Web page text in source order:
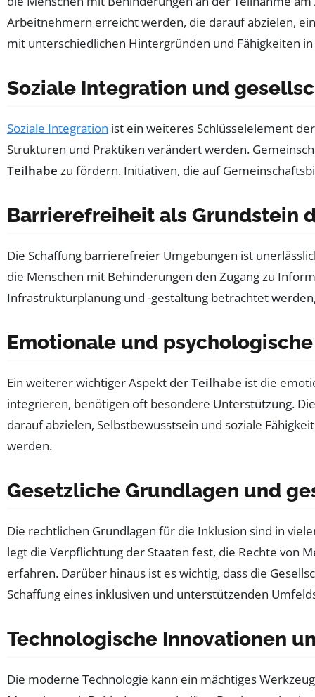
Arbeitnehmern erreicht werden, die darauf abzielen,
mit unterschiedlichen Hintergründen und Fähigkeiten
Soziale Integration und
Soziale Integration ist ein weiteres Schlüsselelement
Strukturen und Praktiken verändert werden.
Teilhabe zu fördern. Initiativen, die auf
Barrierefreiheit als Grundstein
Die Schaffung barrierefreier Umgebungen ist
die Menschen mit Behinderungen den Zugang zu
Infrastrukturplanung und -gestaltung betrachtet
Emotionale und
Ein weiterer wichtiger Aspekt derTeilhabe ist die
integrieren, benötigen oft besondere Unterstützung.
darauf abzielen, Selbstbewusstsein und soziale
werden.
Gesetzliche Grundlagen und
Die rechtlichen Grundlagen für die Inklusion sind in
legt die Verpflichtung der Staaten fest, die Rechte von
erfahren. Darüber hinaus ist es wichtig, dass die
Schaffung eines inklusiven und unterstützenden
Technologische Innovationen
Die moderne Technologie kann ein mächtiges